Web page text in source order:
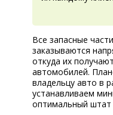
Все запасные
заказываются
откуда их
автомобилей.
владельцу авто в
устанавливаем
оптимальный штат